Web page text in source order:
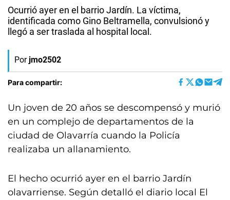
Ocurrió ayer en el barrio Jardín. La víctima,
identificada como Gino Beltramella, convulsionó y
llegó a ser traslada al hospital local.
Por jmo2502
Para compartir:
Un joven de 20 años se descompensó y murió
en un complejo de departamentos de la
ciudad de Olavarría cuando la Policía
realizaba un allanamiento.
El hecho ocurrió ayer en el barrio Jardín
olavarriense. Según detalló el diario local El